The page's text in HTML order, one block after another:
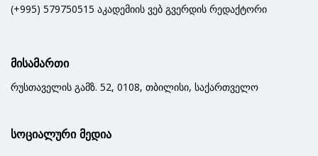
(+995) 579750515 აკადემიის ვებ გვერდის რედაქტორი
მისამართი
რუსთაველის გამზ. 52, 0108, თბილისი, საქართველო
სოციალური მედია